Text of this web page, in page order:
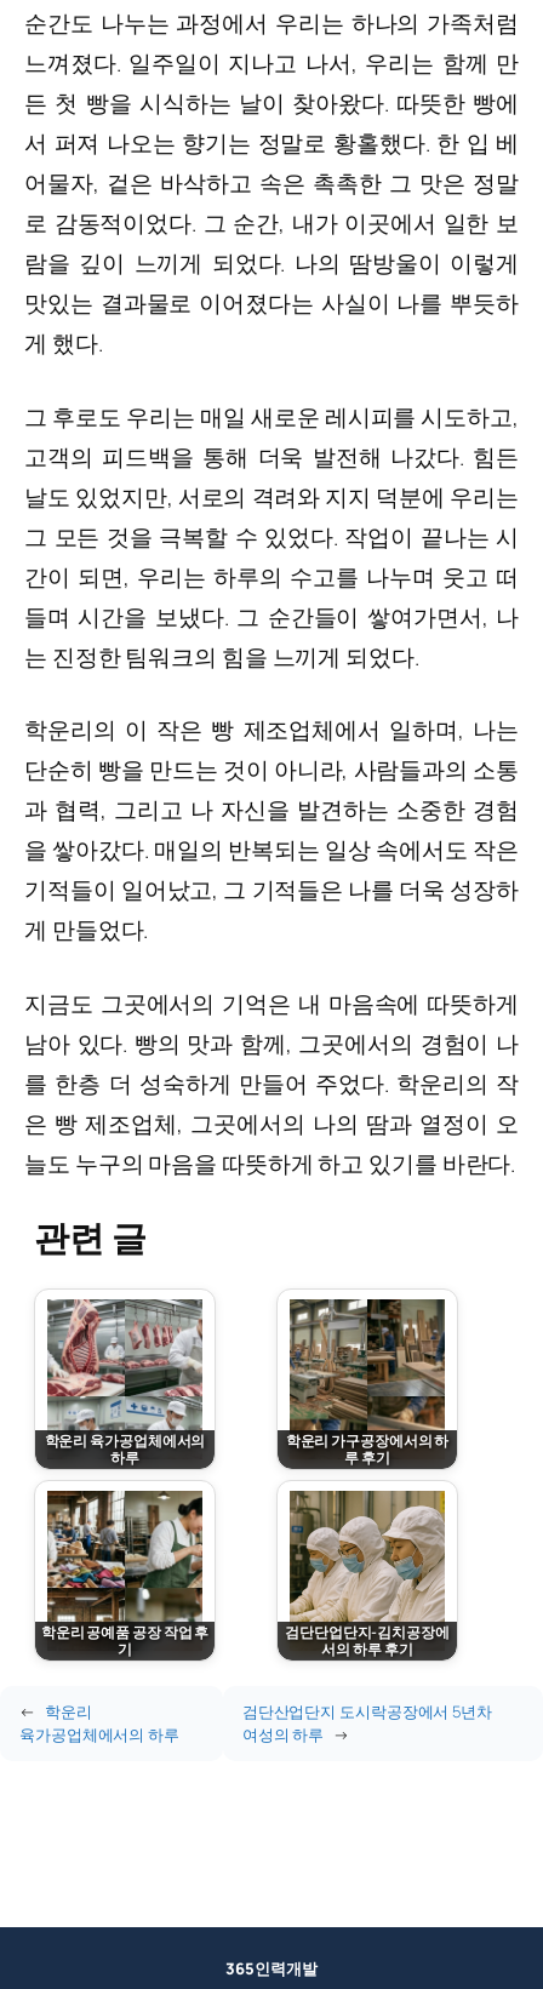
순간도 나누는 과정에서 우리는 하나의 가족처럼
느껴졌다. 일주일이 지나고 나서, 우리는 함께 만
든 첫 빵을 시식하는 날이 찾아왔다. 따뜻한 빵에
서 퍼져 나오는 향기는 정말로 황홀했다. 한 입 베
어물자, 겉은 바삭하고 속은 촉촉한 그 맛은 정말
로 감동적이었다. 그 순간, 내가 이곳에서 일한 보
람을 깊이 느끼게 되었다. 나의 땀방울이 이렇게
맛있는 결과물로 이어졌다는 사실이 나를 뿌듯하
게 했다.
그 후로도 우리는 매일 새로운 레시피를 시도하고,
고객의 피드백을 통해 더욱 발전해 나갔다. 힘든
날도 있었지만, 서로의 격려와 지지 덕분에 우리는
그 모든 것을 극복할 수 있었다. 작업이 끝나는 시
간이 되면, 우리는 하루의 수고를 나누며 웃고 떠
들며 시간을 보냈다. 그 순간들이 쌓여가면서, 나
는 진정한 팀워크의 힘을 느끼게 되었다.
학운리의 이 작은 빵 제조업체에서 일하며, 나는
단순히 빵을 만드는 것이 아니라, 사람들과의 소통
과 협력, 그리고 나 자신을 발견하는 소중한 경험
을 쌓아갔다. 매일의 반복되는 일상 속에서도 작은
기적들이 일어났고, 그 기적들은 나를 더욱 성장하
게 만들었다.
지금도 그곳에서의 기억은 내 마음속에 따뜻하게
남아 있다. 빵의 맛과 함께, 그곳에서의 경험이 나
를 한층 더 성숙하게 만들어 주었다. 학운리의 작
은 빵 제조업체, 그곳에서의 나의 땀과 열정이 오
늘도 누구의 마음을 따뜻하게 하고 있기를 바란다.
관련 글
학운리 육가공업체에서의
하루
March 8, 2026
학운리 가구공장에서의 하
루 후기
March 8, 2026
학운리 공예품 공장 작업 후
기
검단단업단지-김치공장에
서의 하루 후기
←
학운리
육가공업체에서의 하루
검단산업단지 도시락공장에서 5년차
여성의 하루
→
365인력개발